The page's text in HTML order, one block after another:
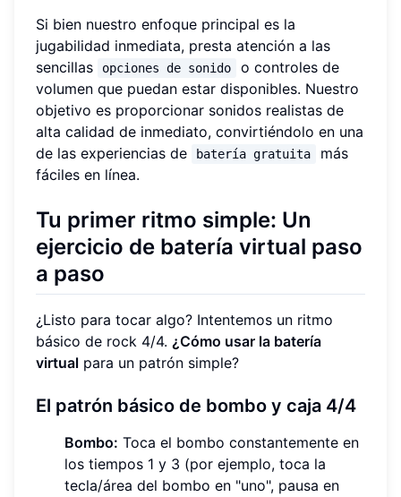
Si bien nuestro enfoque principal es la
jugabilidad inmediata, presta atención a las
sencillas
opciones de sonido
o controles de
volumen que puedan estar disponibles. Nuestro
objetivo es proporcionar sonidos realistas de
alta calidad de inmediato, convirtiéndolo en una
de las experiencias de
batería gratuita
más
fáciles en línea.
Tu primer ritmo simple: Un
ejercicio de batería virtual paso
a paso
¿Listo para tocar algo? Intentemos un ritmo
básico de rock 4/4. ¿Cómo usar la batería
virtual para un patrón simple?
El patrón básico de bombo y caja 4/4
Bombo: Toca el bombo constantemente en
los tiempos 1 y 3 (por ejemplo, toca la
tecla/área del bombo en "uno", pausa en